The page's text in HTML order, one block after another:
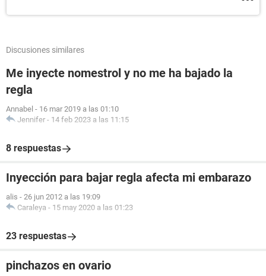
Discusiones similares
Me inyecte nomestrol y no me ha bajado la
regla
Annabel - 16 mar 2019 a las 01:10
Jennifer - 14 feb 2023 a las 11:15
8 respuestas
Inyección para bajar regla afecta mi embarazo
alis - 26 jun 2012 a las 19:09
Caraleya - 15 may 2020 a las 01:23
23 respuestas
pinchazos en ovario